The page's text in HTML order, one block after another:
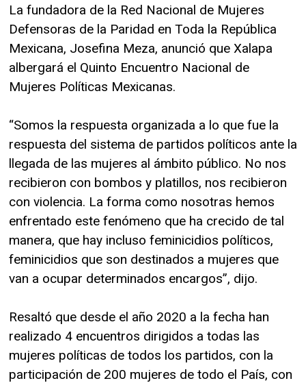
La fundadora de la Red Nacional de Mujeres
Defensoras de la Paridad en Toda la República
Mexicana, Josefina Meza, anunció que Xalapa
albergará el Quinto Encuentro Nacional de
Mujeres Políticas Mexicanas.
“Somos la respuesta organizada a lo que fue la
respuesta del sistema de partidos políticos ante la
llegada de las mujeres al ámbito público. No nos
recibieron con bombos y platillos, nos recibieron
con violencia. La forma como nosotras hemos
enfrentado este fenómeno que ha crecido de tal
manera, que hay incluso feminicidios políticos,
feminicidios que son destinados a mujeres que
van a ocupar determinados encargos”, dijo.
Resaltó que desde el año 2020 a la fecha han
realizado 4 encuentros dirigidos a todas las
mujeres políticas de todos los partidos, con la
participación de 200 mujeres de todo el País, con